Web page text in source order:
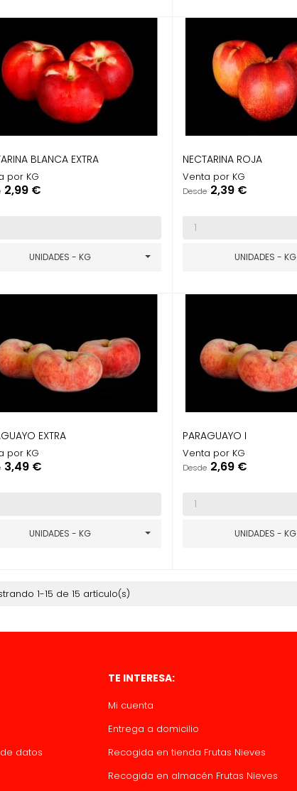
BLANCA EXTRA
por KG
Precio
2,99 €
UNIDADES - KG
NECTARINA ROJA
Venta por KG
Desde Precio
2,39 €
UNIDADES - KG
EXTRA
por KG
Precio
3,49 €
UNIDADES - KG
PARAGUAYO I
Venta por KG
Desde Precio
2,69 €
UNIDADES - KG
1-15 de 15 artículo(s)
datos
TE INTERESA:
Mi cuenta
Entrega a domicilio
Recogida en tienda Frutas Nieves
Recogida en almacén Frutas Nieves